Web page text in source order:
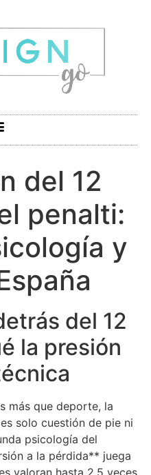
del 12
penalti:
y
del 12
la presión
más que deporte, la
solo cuestión de pie ni
psicología del
a la pérdida** juega
valoran hasta 2.5 veces